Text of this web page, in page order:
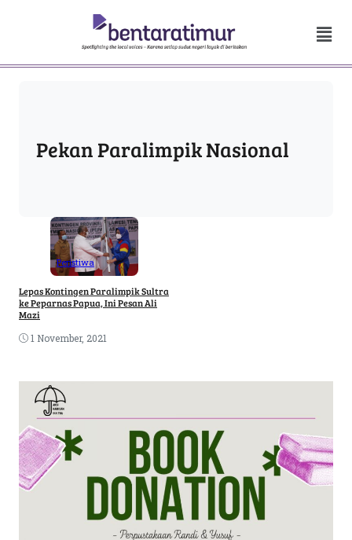
Pekan Paralimpik Nasional
Peristiwa
Lepas Kontingen Paralimpik Sultra
ke Peparnas Papua, Ini Pesan Ali
Mazi
1 November, 2021